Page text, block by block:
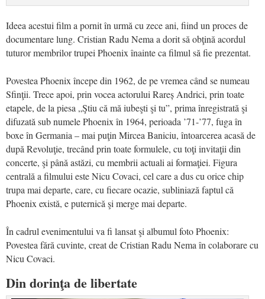
Ideea acestui film a pornit în urmă cu zece ani, fiind un proces de
documentare lung. Cristian Radu Nema a dorit să obţină acordul
tuturor membrilor trupei Phoenix înainte ca filmul să fie prezentat.
Povestea Phoenix începe din 1962, de pe vremea când se numeau
Sfinţii. Trece apoi, prin vocea actorului Rareș Andrici, prin toate
etapele, de la piesa „Ştiu că mă iubeşti şi tu”, prima înregistrată şi
difuzată sub numele Phoenix în 1964, perioada ’71-’77, fuga în
boxe în Germania – mai puţin Mircea Baniciu, întoarcerea acasă de
după Revoluţie, trecând prin toate formulele, cu toţi invitaţii din
concerte, şi până astăzi, cu membrii actuali ai formaţiei. Figura
centrală a filmului este Nicu Covaci, cel care a dus cu orice chip
trupa mai departe, care, cu fiecare ocazie, subliniază faptul că
Phoenix există, e puternică şi merge mai departe.
În cadrul evenimentului va fi lansat şi albumul foto Phoenix:
Povestea fără cuvinte, creat de Cristian Radu Nema în colaborare cu
Nicu Covaci.
Din dorinţa de libertate